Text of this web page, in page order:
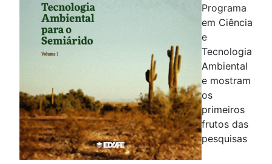
Programa
em Ciência
e
Tecnologia
Ambiental
e mostram
os
primeiros
frutos das
pesquisas